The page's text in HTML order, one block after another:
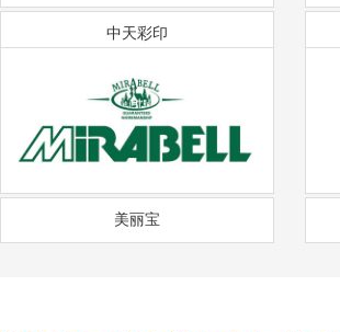
中天彩印
美丽宝